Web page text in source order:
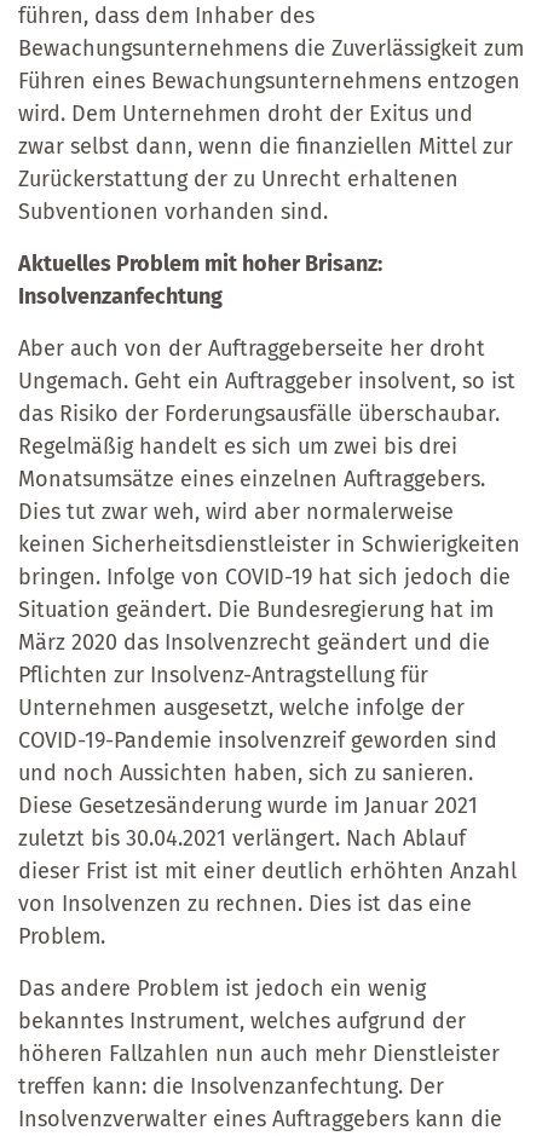
führen, dass dem Inhaber des
Bewachungsunternehmens die Zuverlässigkeit zum
Führen eines Bewachungsunternehmens entzogen
wird. Dem Unternehmen droht der Exitus und
zwar selbst dann, wenn die finanziellen Mittel zur
Zurückerstattung der zu Unrecht erhaltenen
Subventionen vorhanden sind.
Aktuelles Problem mit hoher Brisanz:
Insolvenzanfechtung
Aber auch von der Auftraggeberseite her droht
Ungemach. Geht ein Auftraggeber insolvent, so ist
das Risiko der Forderungsausfälle überschaubar.
Regelmäßig handelt es sich um zwei bis drei
Monatsumsätze eines einzelnen Auftraggebers.
Dies tut zwar weh, wird aber normalerweise
keinen Sicherheitsdienstleister in Schwierigkeiten
bringen. Infolge von COVID-19 hat sich jedoch die
Situation geändert. Die Bundesregierung hat im
März 2020 das Insolvenzrecht geändert und die
Pflichten zur Insolvenz-Antragstellung für
Unternehmen ausgesetzt, welche infolge der
COVID-19-Pandemie insolvenzreif geworden sind
und noch Aussichten haben, sich zu sanieren.
Diese Gesetzesänderung wurde im Januar 2021
zuletzt bis 30.04.2021 verlängert. Nach Ablauf
dieser Frist ist mit einer deutlich erhöhten Anzahl
von Insolvenzen zu rechnen. Dies ist das eine
Problem.
Das andere Problem ist jedoch ein wenig
bekanntes Instrument, welches aufgrund der
höheren Fallzahlen nun auch mehr Dienstleister
treffen kann: die Insolvenzanfechtung. Der
Insolvenzverwalter eines Auftraggebers kann die